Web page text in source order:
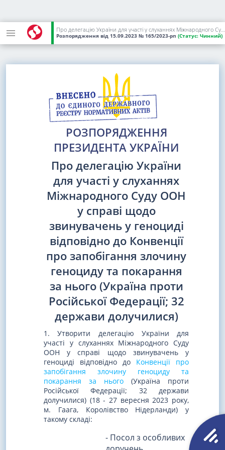
Про делегацію України для участі у слуханнях Міжнародного Суду ООН у справі щодо звинувачень у геноциді відповідно до Конвенції про запобігання злочину геноциду та покарання за нього (Україна проти Російської Федерації; 32 держави долучилися)
Розпорядження від 15.09.2023 № 165/2023-рп (Статус: Чинний)
РОЗПОРЯДЖЕННЯ
ПРЕЗИДЕНТА УКРАЇНИ
Про делегацію України
для участі у слуханнях
Міжнародного Суду ООН
у справі щодо
звинувачень у геноциді
відповідно до Конвенції
про запобігання злочину
геноциду та покарання
за нього (Україна проти
Російської Федерації; 32
держави долучилися)
1. Утворити делегацію України для
участі у слуханнях Міжнародного Суду
ООН у справі щодо звинувачень у
геноциді відповідно до Конвенції про
запобігання злочину геноциду та
покарання за нього (Україна проти
Російської Федерації; 32 держави
долучилися) (18 - 27 вересня 2023 року,
м. Гаага, Королівство Нідерланди) у
такому складі:
- Посол з особливих